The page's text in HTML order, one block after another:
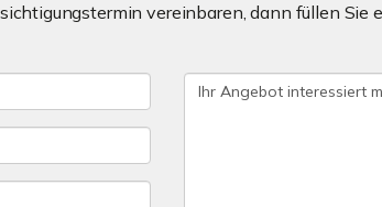
vereinbaren, dann füllen Sie